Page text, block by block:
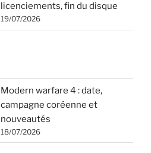
licenciements, fin du disque
19/07/2026
Modern warfare 4 : date,
campagne coréenne et
nouveautés
18/07/2026